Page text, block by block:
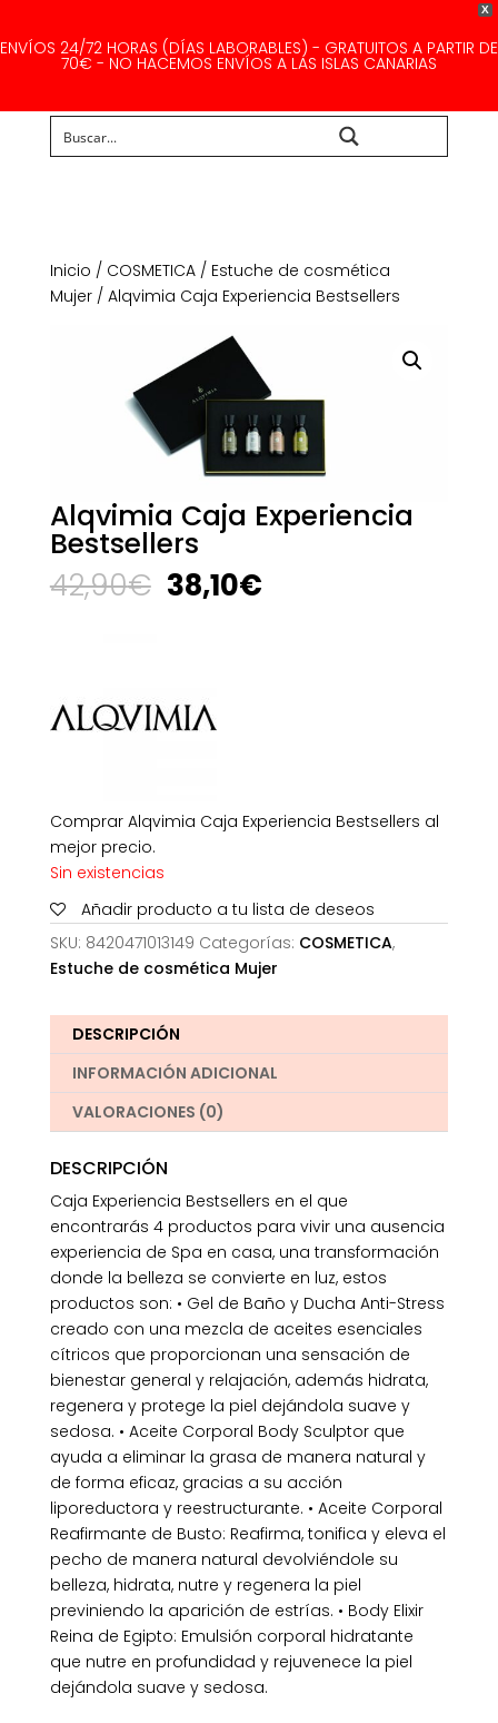
X
ENVÍOS 24/72 HORAS (DÍAS LABORABLES) - GRATUITOS A PARTIR DE
70€ - NO HACEMOS ENVÍOS A LAS ISLAS CANARIAS
Inicio / COSMETICA/ Estuche de cosmética
Mujer/ Alqvimia Caja Experiencia Bestsellers
Alqvimia Caja Experiencia
Bestsellers
42,90€ El
precio
38,10€El
Comprar Alqvimia Caja Experiencia Bestsellers al
mejor precio.
Sin existencias
Añadir producto a tu lista de deseos
SKU: 8420471013149 Categorías: COSMETICA,
Estuche de cosmética Mujer
DESCRIPCIÓN
INFORMACIÓN ADICIONAL
VALORACIONES (0)
DESCRIPCIÓN
Caja Experiencia Bestsellers en el que
encontrarás 4 productos para vivir una ausencia
experiencia de Spa en casa, una transformación
donde la belleza se convierte en luz, estos
productos son: • Gel de Baño y Ducha Anti-Stress
creado con una mezcla de aceites esenciales
cítricos que proporcionan una sensación de
bienestar general y relajación, además hidrata,
regenera y protege la piel dejándola suave y
sedosa. • Aceite Corporal Body Sculptor que
ayuda a eliminar la grasa de manera natural y
de forma eficaz, gracias a su acción
liporeductora y reestructurante. • Aceite Corporal
Reafirmante de Busto: Reafirma, tonifica y eleva el
pecho de manera natural devolviéndole su
belleza, hidrata, nutre y regenera la piel
previniendo la aparición de estrías. • Body Elixir
Reina de Egipto: Emulsión corporal hidratante
que nutre en profundidad y rejuvenece la piel
dejándola suave y sedosa.